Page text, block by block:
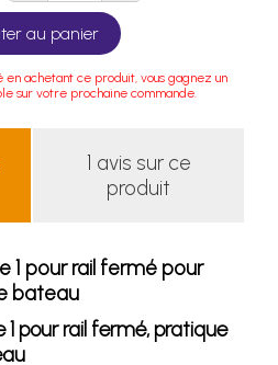
au panier
achetant ce produit, vous gagnez un
sur votre prochaine commande.
1 avis sur ce
produit
1 pour rail fermé pour
bateau
1 pour rail fermé, pratique